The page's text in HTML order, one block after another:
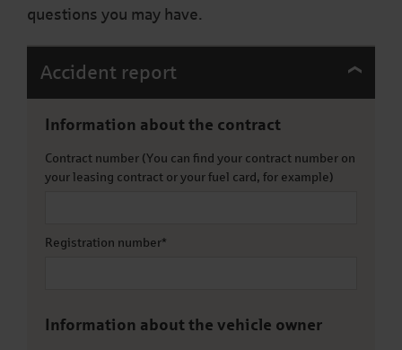
questions you may have.
Accident report
Information about the contract
Contract number (You can find your contract number on
your leasing contract or your fuel card, for example)
Registration number*
Information about the vehicle owner